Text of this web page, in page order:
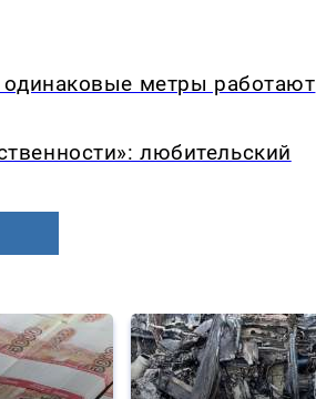
одинаковые метры работают
любительский